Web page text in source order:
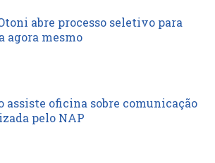
abre processo seletivo para
agora mesmo
assiste oficina sobre comunicação
pelo NAP